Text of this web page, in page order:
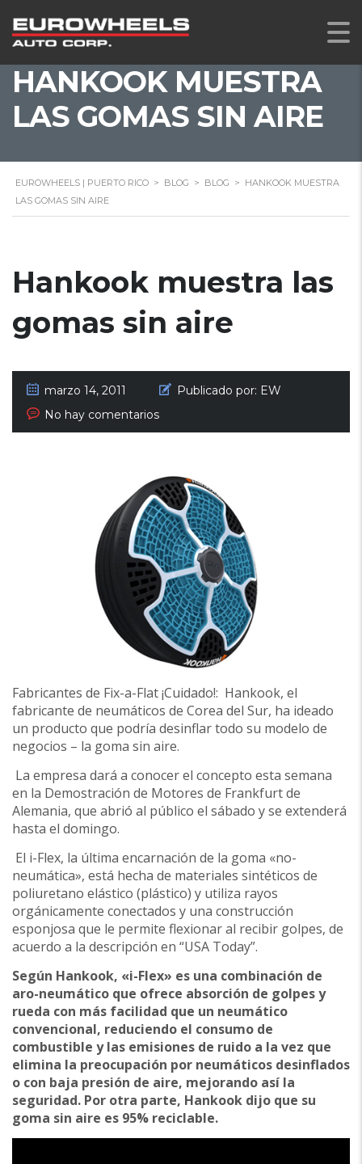
HANKOOK MUESTRA
LAS GOMAS SIN AIRE
EUROWHEELS | PUERTO RICO > BLOG > BLOG > HANKOOK MUESTRA
LAS GOMAS SIN AIRE
Hankook muestra las
gomas sin aire
marzo 14, 2011 Publicado por: EW
No hay comentarios
Fabricantes de Fix-a-Flat ¡Cuidado!: Hankook, el
fabricante de neumáticos de Corea del Sur, ha ideado
un producto que podría desinflar todo su modelo de
negocios – la goma sin aire.
La empresa dará a conocer el concepto esta semana
en la Demostración de Motores de Frankfurt de
Alemania, que abrió al público el sábado y se extenderá
hasta el domingo.
El i-Flex, la última encarnación de la goma «no-
neumática», está hecha de materiales sintéticos de
poliuretano elástico (plástico) y utiliza rayos
orgánicamente conectados y una construcción
esponjosa que le permite flexionar al recibir golpes, de
acuerdo a la descripción en “USA Today”.
Según Hankook, «i-Flex» es una combinación de
aro-neumático que ofrece absorción de golpes y
rueda con más facilidad que un neumático
convencional, reduciendo el consumo de
combustible y las emisiones de ruido a la vez que
elimina la preocupación por neumáticos desinflados
o con baja presión de aire, mejorando así la
seguridad. Por otra parte, Hankook dijo que su
goma sin aire es 95% reciclable.